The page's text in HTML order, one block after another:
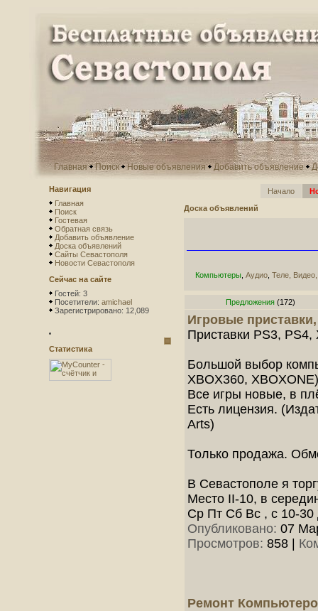
Главная Поиск Новые объявления Добавить объявление
Навигация
Главная
Поиск
Гостевая
Обратная связь
Добавить объявление
Доска объявлений
Сайты Севастополя
Новости Севастополя
Сейчас на сайте
Гостей: 3
Посетители: amichael
Зарегистрировано: 12,089
Статистика
Начало
Доска объявлений
Компьютеры, Аудио, Теле,
Предложения (172)
Игровые
Приставки PS3,
Большой выбор
XBOX360,
Все игры новые, в
Есть лицензия.
Arts)
Только продажа.
В Севастополе я
Место II-10, в
Ср Пт Сб Вс , с 10-30
Опубликовано: 07
Просмотров: 858
Ремонт